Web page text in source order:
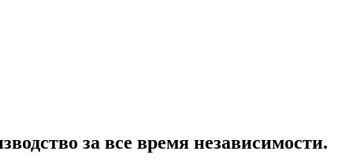
за все время независимости.